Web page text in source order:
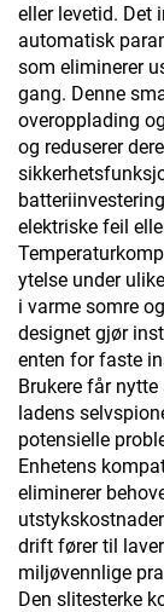
eller levetid. Det
automatisk
som eliminerer
gang. Denne
overopplading
og reduserer
elektriske feil
ytelse under
i varme somre
designet gjør
enten for faste
Brukere får
ladens
potensielle
Enhetens
eliminerer
drift fører til
miljøvennlige
Den slitesterke